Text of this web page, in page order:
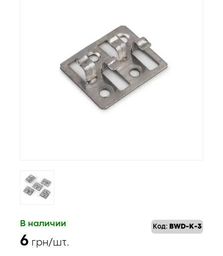
Код: BWD-K-3
В наличии
6 грн/шт.